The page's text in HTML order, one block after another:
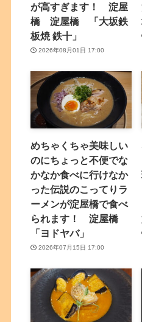
が高すぎます！ 淀屋
橋 淀屋橋 「大坂鉄
板焼 鉄十」
2026年08月01日 17:00
めちゃくちゃ美味しい
のにちょっと不便でな
かなか食べに行けなか
った伝説のこってりラ
ーメンが淀屋橋で食べ
られます！ 淀屋橋
「ヨドヤバ」
2026年07月15日 17:00